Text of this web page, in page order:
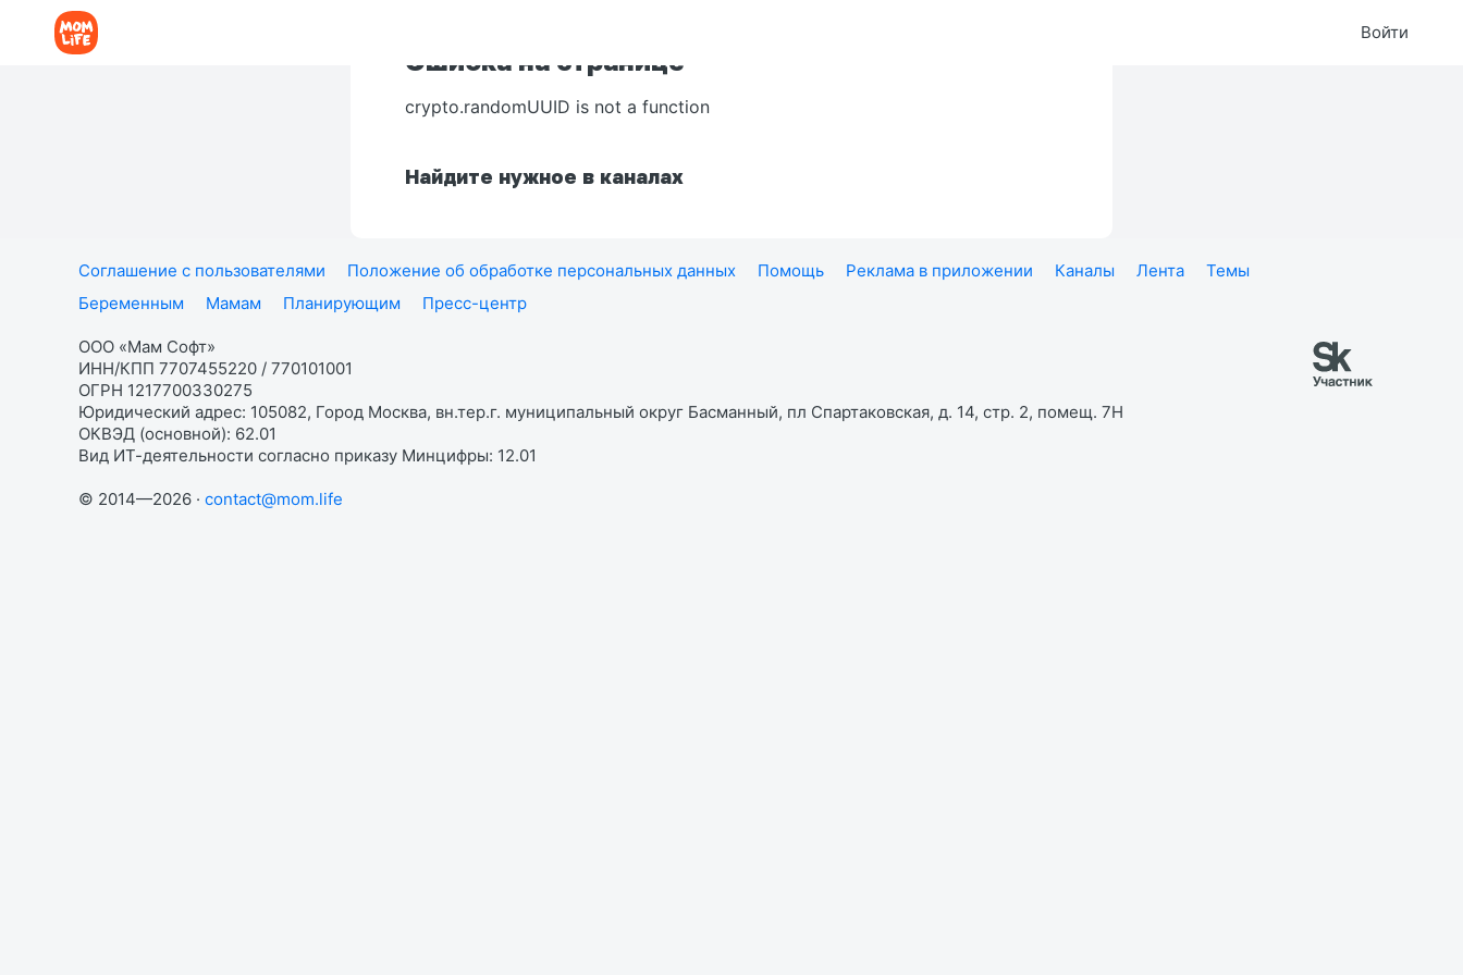
Войти
Ошибка на странице
crypto.randomUUID is not a function
Найдите нужное в каналах
Соглашение с пользователями Положение об обработке персональных данных Помощь Реклама в приложении Каналы Лента
Темы
Беременным
Мамам Планирующим Пресс-центр
ООО «Мам Софт»
ИНН/КПП 7707455220 / 770101001
ОГРН 1217700330275
Юридический адрес: 105082, Город Москва, вн.тер.г. муниципальный округ Басманный, пл Спартаковская, д. 14, стр. 2, помещ. 7Н
ОКВЭД (основной): 62.01
Вид ИТ-деятельности согласно приказу Минцифры: 12.01
© 2014—2026 · contact@mom.life